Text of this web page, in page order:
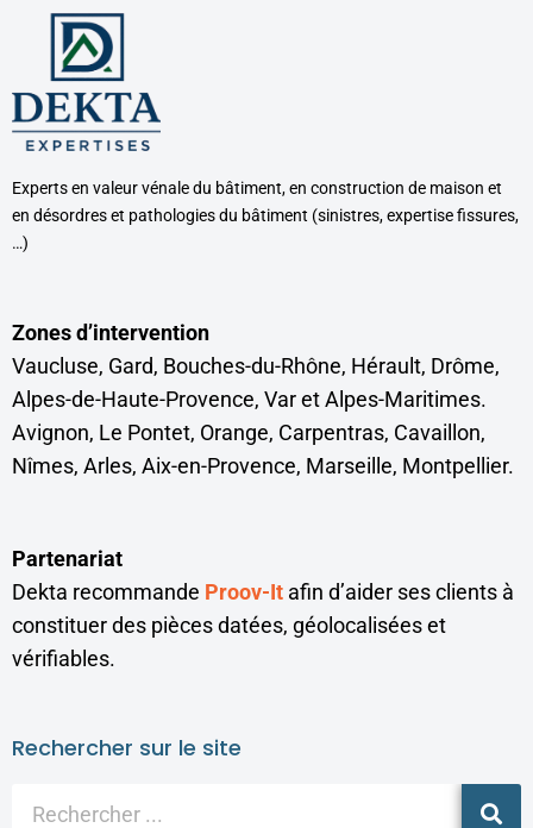
Experts en valeur vénale du bâtiment, en construction de maison et
en désordres et pathologies du bâtiment (sinistres, expertise fissures,
…)
Zones d’intervention
Vaucluse, Gard, Bouches-du-Rhône, Hérault, Drôme,
Alpes-de-Haute-Provence, Var et Alpes-Maritimes.
Avignon, Le Pontet, Orange, Carpentras, Cavaillon,
Nîmes, Arles, Aix-en-Provence, Marseille, Montpellier.
Partenariat
Dekta recommande Proov-It afin d’aider ses clients à
constituer des pièces datées, géolocalisées et
vérifiables.
Rechercher sur le site